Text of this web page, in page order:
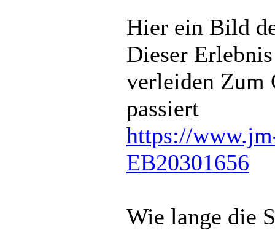
Hier ein Bild
Dieser
verleiden Zum
passiert
https://
EB20301656
Wie lange die